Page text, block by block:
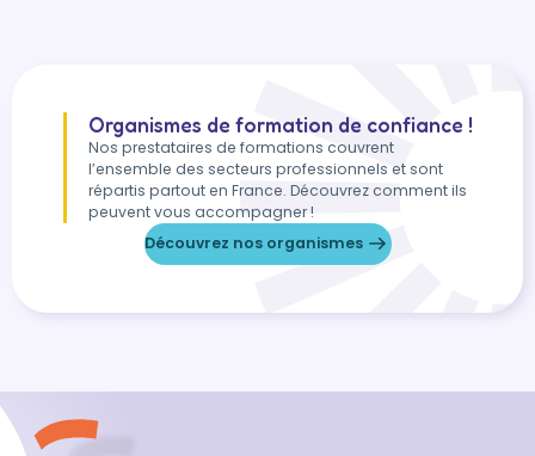
Organismes de formation de confiance !
Nos prestataires de formations couvrent
l’ensemble des secteurs professionnels et sont
répartis partout en France. Découvrez comment ils
peuvent vous accompagner !
Découvrez nos organismes